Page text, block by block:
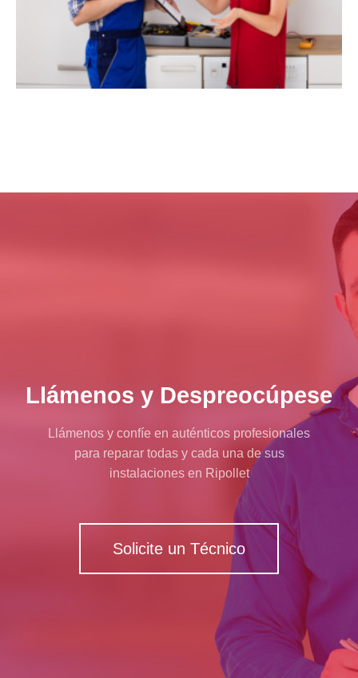
Llámenos y Despreocúpese
Llámenos y confíe en auténticos profesionales
para reparar todas y cada una de sus
instalaciones en Ripollet
Solicite un Técnico